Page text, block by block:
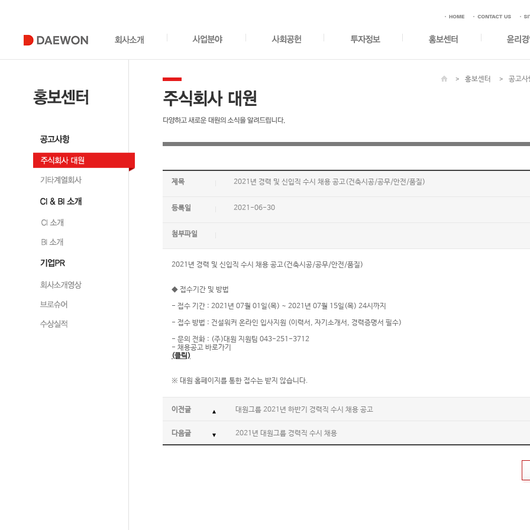
홍보센터 공고사
제목 2021년 경력 및 신입직 수시 채용 공고(건축시공/공무/안전/품질)
등록일 2021-06-30
첨부파일
2021년 경력 및 신입직 수시 채용 공고(건축시공/공무/안전/품질)
◆ 접수기간 및 방법
- 접수 기간 : 2021년 07월 01일(목) ~ 2021년 07월 15일(목) 24시까지
- 접수 방법 : 건설워커 온라인 입사지원 (이력서, 자기소개서, 경력증명서 필수)
- 문의 전화 : (주)대원 지원팀 043-251-3712
- 채용공고 바로가기
(클릭)
※ 대원 홈페이지를 통한 접수는 받지 않습니다.
이전글 대원그룹 2021년 하반기 경력직 수시 채용 공고
다음글 2021년 대원그룹 경력직 수시 채용